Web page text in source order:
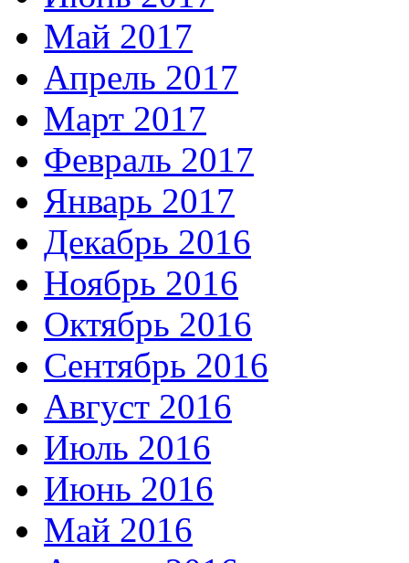
Май 2017
Апрель 2017
Март 2017
Февраль 2017
Январь 2017
Декабрь 2016
Ноябрь 2016
Октябрь 2016
Сентябрь 2016
Август 2016
Июль 2016
Июнь 2016
Май 2016